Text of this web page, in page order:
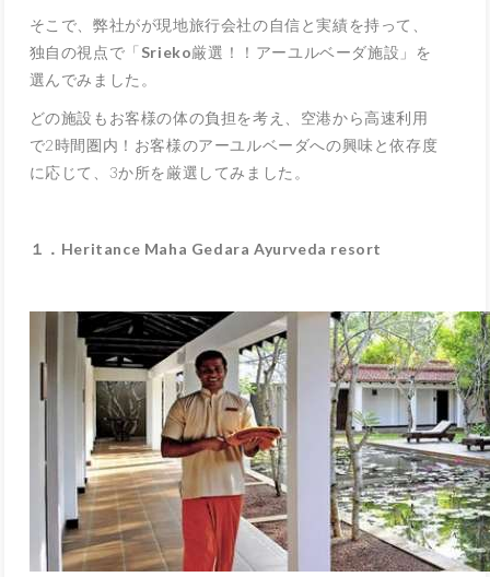
そこで、弊社がが現地旅行会社の自信と実績を持って、
独自の視点で「Srieko厳選！！アーユルベーダ施設」を
選んでみました。
どの施設もお客様の体の負担を考え、空港から高速利用
で2時間圏内！お客様のアーユルベーダへの興味と依存度
に応じて、3か所を厳選してみました。
１． Heritance Maha Gedara Ayurveda resort